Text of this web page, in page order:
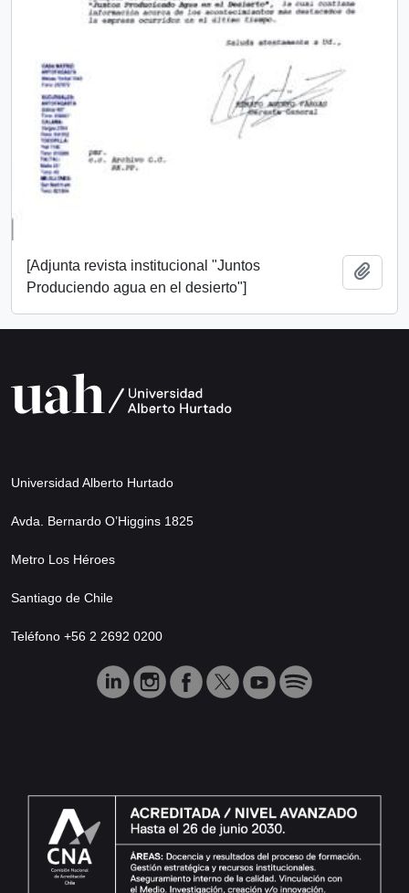
[Adjunta revista institucional "Juntos
Produciendo agua en el desierto"]
Universidad Alberto Hurtado
Avda. Bernardo O’Higgins 1825
Metro Los Héroes
Santiago de Chile
Teléfono +56 2 2692 0200